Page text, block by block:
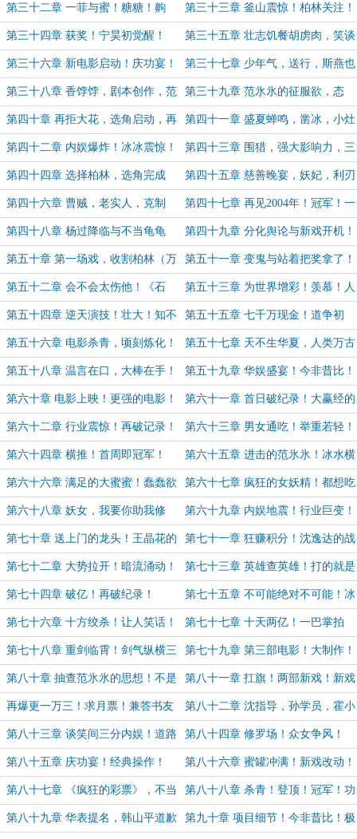
光！青年无限！（求首订！均订
+3）
来者！（求订阅！均订400+）
第三十二章 一菲与蜜！糖糖！齁
甜！（日万求订阅！均订700+）
第三十三章 釜山震惊！柏林关注！
（求订阅！）
第三十四章 获奖！宁昊初觉醒！
（求订阅！继续日万！均订+10）
第三十五章 壮志饥餐胡虏肉，笑谈
渴饮匈奴血！（6k求订阅！）
第三十六章 新电影启动！庆功宴！
（七天日万）
第三十七章 少年气，送行，斯燕也
后悔（4k求订阅！）
第三十八章 香饽饽，剧本创作，范
氷氷的诱惑（第八天日万！）
第三十九章 范氷氷的征服欲，态
度，电影全面启动（5k求订阅！）
第四十章 再拒大花，选角启动，再
会范氷氷（九天日万）
第四十一章 盛夏蝉鸣，凿冰，小灶
爆了
第四十二章 内娱爆炸！冰冰震惊！
（十天日万求订阅！）
第四十三章 围猎，强大影响力，三
大追逐
第四十四章 选择柏林，选角完成
（11天日万求订阅！）
第四十五章 慈善晚宴，妖妃，利刃
出鞘！（求订阅！）
第四十六章 曹贼，老实人，克制
（12天连续日万求订阅！）
第四十七章 再见2004年！冠军！一
起放烟花！
第四十八章 杨过降临与不当龟龟
（13天日万！求订阅！）
第四十九章 分化舆论与新戏开机！
第五十章 第一场戏，收割柏林（万
更！求订阅！）
第五十一章 变鬼与站着把奖拿了！
第五十二章 会不会太伤他！《石
头》？！（求月票！）
第五十三章 为世界增彩！羡慕！人
兵器！说戏！
第五十四章 逆天演技！壮大！知不
可为而为之！（求月票求订阅！）
第五十五章 七千万现金！道争初
现！节奏骤起！
第五十六章 电影杀青，顷刻炼化！
新戏宣发的燃料！
第五十七章 天不生华夏，人类万古
如长夜！
第五十八章 温言在口，大棒在手！ 第五十九章 华娱盛宴！今非昔比！
第六十章 电影上映！更强的电影！
票房爆炸！（求订阅！求月票！）
第六十一章 首日破纪录！大赢经的
厉害！
第六十二章 行业震惊！再破记录！ 第六十三章 男女通吃！举重若轻！
我只要票房！
第六十四章 横推！首周即冠军！
杀！杀！杀！
第六十五章 进击的范氷氷！冰水横
流！
第六十六章 满足的大蜜蜜！蠢蠢欲
动的霍斯燕！
第六十七章 疯狂的女妖精！都想吃
一口唐僧肉！
第六十八章 妖女，我要你助我修
行！
第六十九章 内娱地震！行业巨变！
第七十章 送上门的龙头！王晶花的
诱惑！
第七十一章 狂赚积分！沈逸达的战
略思维！
第七十二章 大势拉开！暗流涌动！
文化买办的嚎叫！
第七十三章 英雄查英雄！打的就是
精英！
第七十四章 破亿！再破纪录！ 第七十五章 不可能绝对不可能！冰
之再蝉鸣！
第七十六章 十方绞杀！让人笑话！ 第七十七章 十天两亿！一巴掌拍
死！
第七十八章 重剑临霄！剑气纵横三
万里，一剑光寒十九洲！（万字求月
票！）
第七十九章 第三部电影！大制作！
老实人沈逸达！
第八十章 抽查范氷氷的思想！不是
女性题材！
第八十一章 扛旗！两部新戏！新戏
朝代！（求月票！）
再爆更一万三！求月票！兼答书友
疑惑！
第八十二章 沈指导，孙学员，霍小
妖！
第八十三章 谈笑间三分内娱！道路
自信！巨头腾达！民营两极！
第八十四章 修罗场！众女争风！
第八十五章 庆功宴！经典操作！
（求保底月票！）
第八十六章 蜜罐冲满！新戏改动！
第八十七章 《疯狂的彩票》，不当
人
第八十八章 杀青！登顶！冠军！功
成不必在我！（求月票！）
第八十九章 华表提名，韩山平道歉 第九十章 项目细节！今非昔比！极